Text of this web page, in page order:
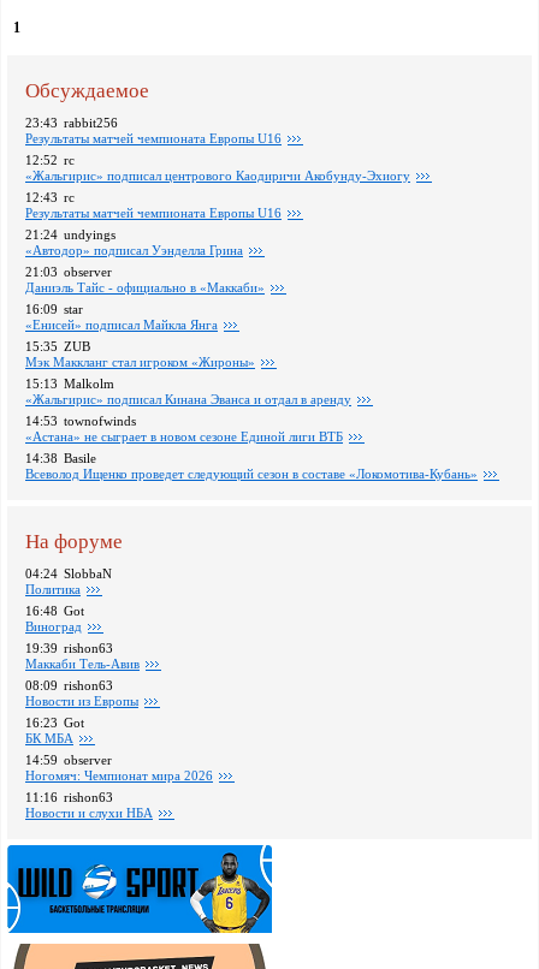
1
Обсуждаемое
23:43 rabbit256
Pезультаты матчей чемпионата Европы U16
12:52 rc
«Жальгирис» подписал центрового Каодиричи Акобунду-Эхиогу
12:43 rc
Pезультаты матчей чемпионата Европы U16
21:24 undyings
«Автодор» подписал Уэнделла Грина
21:03 observer
Даниэль Тайс - официально в «Маккаби»
16:09 star
«Енисей» подписал Майкла Янга
15:35 ZUB
Мэк Маккланг стал игроком «Жироны»
15:13 Malkolm
«Жальгирис» подписал Кинана Эванса и отдал в аренду
14:53 townofwinds
«Астана» не сыграет в новом сезоне Единой лиги ВТБ
14:38 Basile
Всеволод Ищенко проведет следующий сезон в составе «Локомотива-Кубань»
На форуме
04:24 SlobbaN
Политика
16:48 Got
Виноград
19:39 rishon63
Маккаби Тель-Авив
08:09 rishon63
Новости из Европы
16:23 Got
БК МБА
14:59 observer
Ногомяч: Чемпионат мира 2026
11:16 rishon63
Новости и слухи НБА